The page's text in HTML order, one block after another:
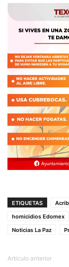
ETIQUETAS
homicidios Edomex
Noticias La Paz
Artículo anterior